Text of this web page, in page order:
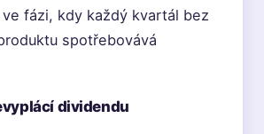
ve fázi, kdy každý kvartál bez
spotřebovává
dividendu